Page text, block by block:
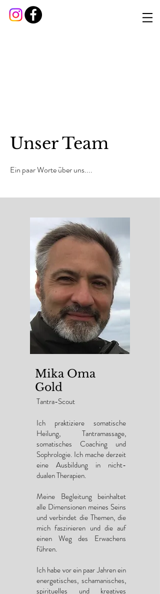
Unser Team
Ein paar Worte über uns....
Mika Oma
Gold
Tantra-Scout
Ich praktiziere somatische
Heilung, Tantramassage,
somatisches Coaching und
Sophrologie. Ich mache derzeit
eine Ausbildung in nicht-
dualen Therapien.
Meine Begleitung beinhaltet
alle Dimensionen meines Seins
und verbindet die Themen, die
mich faszinieren und die auf
einen Weg des Erwachens
führen.
Ich habe vor ein paar Jahren ein
energetisches, schamanisches,
spirituelles und kreatives